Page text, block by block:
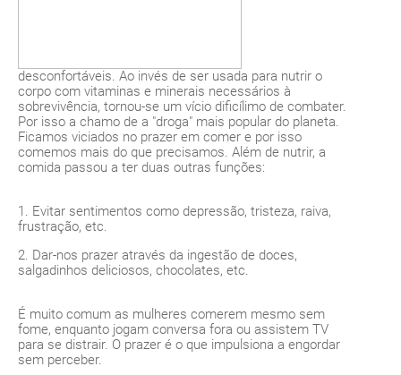
desconfortáveis. Ao invés de ser usada para nutrir o
corpo com vitaminas e minerais necessários à
sobrevivência, tornou-se um vício dificílimo de combater.
Por isso a chamo de a "droga" mais popular do planeta.
Ficamos viciados no prazer em comer e por isso
comemos mais do que precisamos. Além de nutrir, a
comida passou a ter duas outras funções:
1. Evitar sentimentos como depressão, tristeza, raiva,
frustração, etc.
2. Dar-nos prazer através da ingestão de doces,
salgadinhos deliciosos, chocolates, etc.
É muito comum as mulheres comerem mesmo sem
fome, enquanto jogam conversa fora ou assistem TV
para se distrair. O prazer é o que impulsiona a engordar
sem perceber.